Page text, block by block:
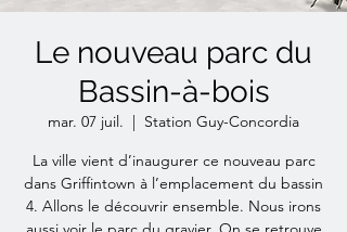
Le nouveau parc du
Bassin-à-bois
mar. 07 juil.
  |
Station Guy-Concordia
La ville vient d’inaugurer ce nouveau parc
dans Griffintown à l’emplacement du bassin
4. Allons le découvrir ensemble. Nous irons